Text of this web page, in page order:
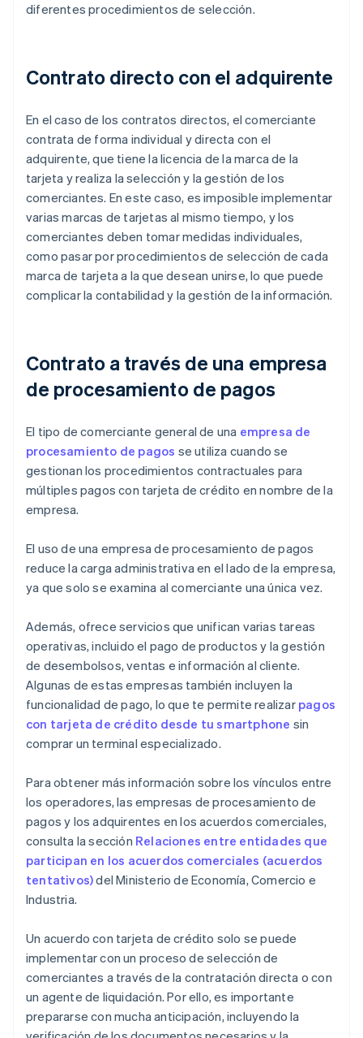
diferentes procedimientos de selección.
Contrato directo con el adquirente
En el caso de los contratos directos, el comerciante
contrata de forma individual y directa con el
adquirente, que tiene la licencia de la marca de la
tarjeta y realiza la selección y la gestión de los
comerciantes. En este caso, es imposible implementar
varias marcas de tarjetas al mismo tiempo, y los
comerciantes deben tomar medidas individuales,
como pasar por procedimientos de selección de cada
marca de tarjeta a la que desean unirse, lo que puede
complicar la contabilidad y la gestión de la información.
Contrato a través de una empresa
de procesamiento de pagos
El tipo de comerciante general de una empresa de
procesamiento de pagos se utiliza cuando se
gestionan los procedimientos contractuales para
múltiples pagos con tarjeta de crédito en nombre de la
empresa.
El uso de una empresa de procesamiento de pagos
reduce la carga administrativa en el lado de la empresa,
ya que solo se examina al comerciante una única vez.
Además, ofrece servicios que unifican varias tareas
operativas, incluido el pago de productos y la gestión
de desembolsos, ventas e información al cliente.
Algunas de estas empresas también incluyen la
funcionalidad de pago, lo que te permite realizar pagos
con tarjeta de crédito desde tu smartphone sin
comprar un terminal especializado.
Para obtener más información sobre los vínculos entre
los operadores, las empresas de procesamiento de
pagos y los adquirentes en los acuerdos comerciales,
consulta la sección Relaciones entre entidades que
participan en los acuerdos comerciales (acuerdos
tentativos)del Ministerio de Economía, Comercio e
Industria.
Un acuerdo con tarjeta de crédito solo se puede
implementar con un proceso de selección de
comerciantes a través de la contratación directa o con
un agente de liquidación. Por ello, es importante
prepararse con mucha anticipación, incluyendo la